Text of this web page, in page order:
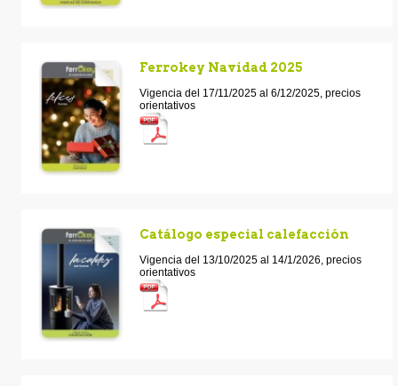
Ferrokey Navidad 2025
Vigencia del 17/11/2025 al 6/12/2025, precios
orientativos
Catálogo especial calefacción
Vigencia del 13/10/2025 al 14/1/2026, precios
orientativos